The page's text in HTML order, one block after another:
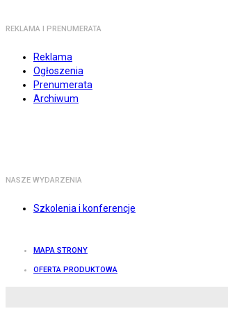
REKLAMA I PRENUMERATA
Reklama
Ogłoszenia
Prenumerata
Archiwum
NASZE WYDARZENIA
Szkolenia i konferencje
MAPA STRONY
OFERTA PRODUKTOWA